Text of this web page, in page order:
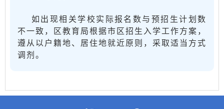
如出现相关学校实际报名数与预招生计划数
不一致，区教育局根据市区招生入学工作方案，
遵从以户籍地、居住地就近原则，采取适当方式
调剂。